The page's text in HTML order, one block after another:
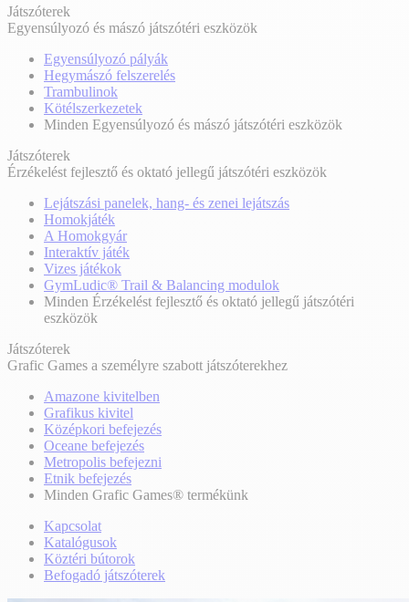
Játszóterek
Egyensúlyozó és mászó játszótéri eszközök
Egyensúlyozó pályák
Hegymászó felszerelés
Trambulinok
Kötélszerkezetek
Minden Egyensúlyozó és mászó játszótéri eszközök
Játszóterek
Érzékelést fejlesztő és oktató jellegű játszótéri eszközök
Lejátszási panelek, hang- és zenei lejátszás
Homokjáték
A Homokgyár
Interaktív játék
Vizes játékok
GymLudic® Trail & Balancing modulok
Minden Érzékelést fejlesztő és oktató jellegű játszótéri
eszközök
Játszóterek
Grafic Games a személyre szabott játszóterekhez
Amazone kivitelben
Grafikus kivitel
Középkori befejezés
Oceane befejezés
Metropolis befejezni
Etnik befejezés
Minden Grafic Games® termékünk
Kapcsolat
Katalógusok
Köztéri bútorok
Befogadó játszóterek